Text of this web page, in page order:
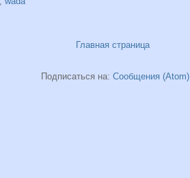
Главная страница
Подписаться на: Сообщения (Atom)